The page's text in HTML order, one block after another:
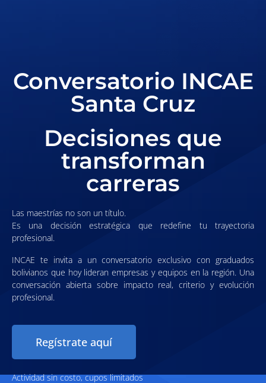
Conversatorio INCAE
Santa Cruz
Decisiones que
transforman
carreras
Las maestrías no son un título.
Es una decisión estratégica que redefine tu trayectoria
profesional.
INCAE te invita a un conversatorio exclusivo con graduados
bolivianos que hoy lideran empresas y equipos en la región. Una
conversación abierta sobre impacto real, criterio y evolución
profesional.
Regístrate aquí
Actividad sin costo, cupos limitados